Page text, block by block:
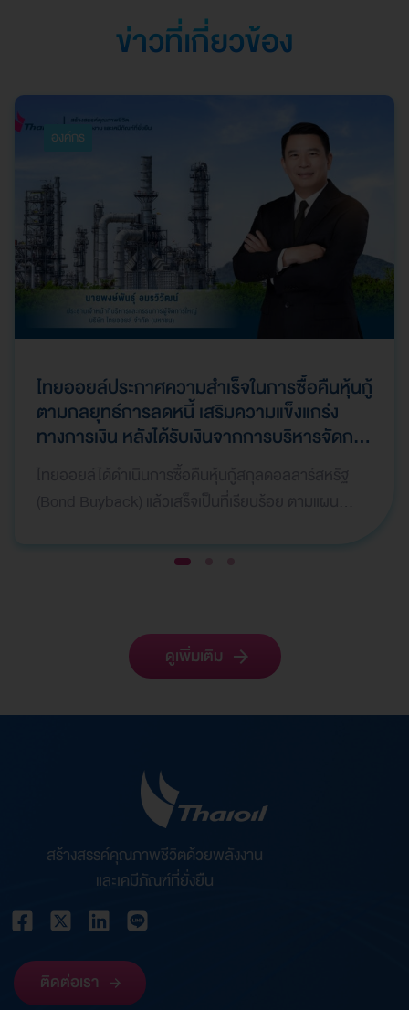
ข่าวที่เกี่ยวข้อง
องค์กร
ไทยออยล์ประกาศความสำเร็จในการซื้อคืนหุ้นกู้
ตามกลยุทธ์การลดหนี้ เสริมความแข็งแกร่ง
ทางการเงิน หลังได้รับเงินจากการบริหารจัดการ
ดูเพิ่มเติม
สร้างสรรค์คุณภาพชีวิตด้วยพลังงาน
และเคมีภัณฑ์ที่ยั่งยืน
ติดต่อเรา